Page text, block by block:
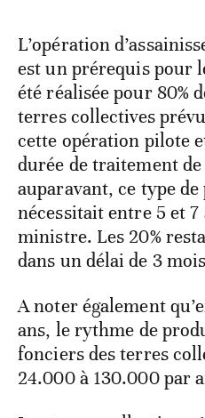
L’opération
est un prérequis pour
été réalisée pour 80%
terres collectives
cette opération pilote
durée de traitement
auparavant, ce type
nécessitait entre 5 et
ministre. Les 20%
dans un délai de 3
A noter également
ans, le rythme de
fonciers des terres
24.000 à 130.000 par